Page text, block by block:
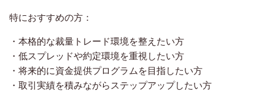
特におすすめの方：
・本格的な裁量トレード環境を整えたい方
・低スプレッドや約定環境を重視したい方
・将来的に資金提供プログラムを目指したい方
・取引実績を積みながらステップアップしたい方